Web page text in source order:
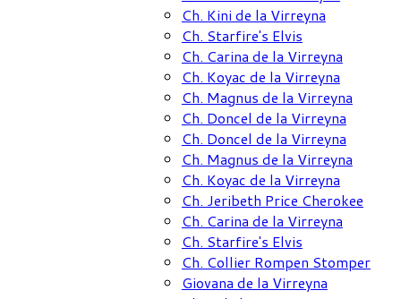
Ch. Kini de la Virreyna
Ch. Starfire's Elvis
Ch. Carina de la Virreyna
Ch. Koyac de la Virreyna
Ch. Magnus de la Virreyna
Ch. Doncel de la Virreyna
Ch. Doncel de la Virreyna
Ch. Magnus de la Virreyna
Ch. Koyac de la Virreyna
Ch. Jeribeth Price Cherokee
Ch. Carina de la Virreyna
Ch. Starfire's Elvis
Ch. Collier Rompen Stomper
Giovana de la Virreyna